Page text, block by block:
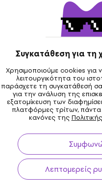
Συγκατάθεση για
Χρησιμοποιούμε cookies για
λειτουργικότητα του
παράσχετε τη συγκατάθεσή
για την ανάλυση της
εξατομίκευση των
πλατφόρμες τρίτων,
κανόνες της
Λεπτομερείς